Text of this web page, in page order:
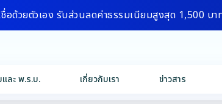
ชื่อด้วยตัวเอง รับส่วนลดค่าธรรมเนียมสูงสุด 1,500 บา
ละ พ.ร.บ. เกี่ยวกับเรา ข่าวสาร